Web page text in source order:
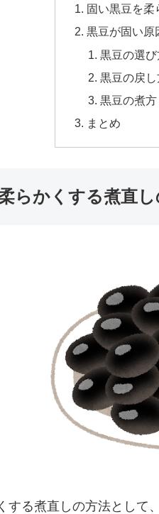
固い黒豆を柔
黒豆が固い原
黒豆の選
黒豆の戻
黒豆の煮方
まとめ
らかくする煮直
する煮直しの方法として